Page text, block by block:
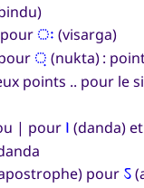
ः (visarga)
़ (nukta) :
points .. pour le
| pour । (danda)
pour ऽ